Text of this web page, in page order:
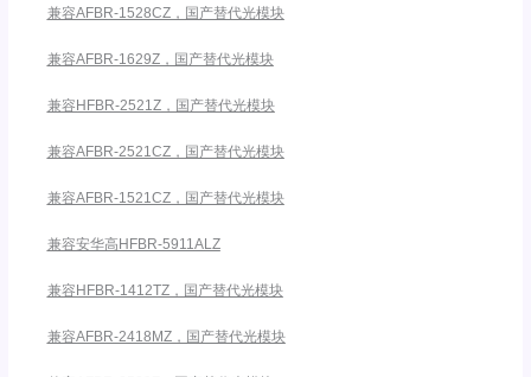
兼容AFBR-1528CZ，国产替代光模块
兼容AFBR-1629Z，国产替代光模块
兼容HFBR-2521Z，国产替代光模块
兼容AFBR-2521CZ，国产替代光模块
兼容AFBR-1521CZ，国产替代光模块
兼容安华高HFBR-5911ALZ
兼容HFBR-1412TZ，国产替代光模块
兼容AFBR-2418MZ，国产替代光模块